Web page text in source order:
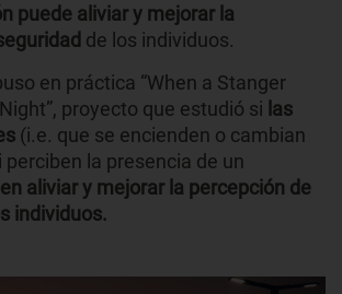
puede aliviar y mejorar la
de los individuos.
en práctica “When a Stanger
proyecto que estudió si las
(i.e. que se encienden o cambian
la presencia de un
aliviar y mejorar la percepción de
individuos.